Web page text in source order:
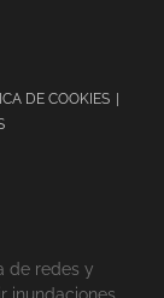
DE COOKIES
de redes y